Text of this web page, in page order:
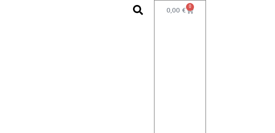
0,00 € 0